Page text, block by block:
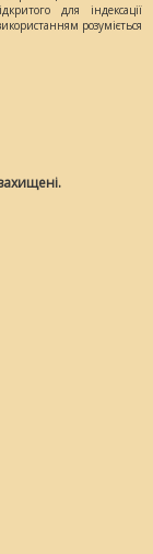
для індексації
розуміється